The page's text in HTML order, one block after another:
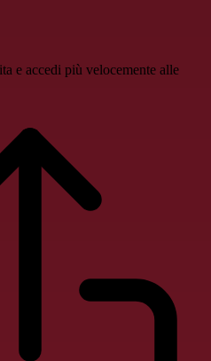
e accedi più velocemente alle